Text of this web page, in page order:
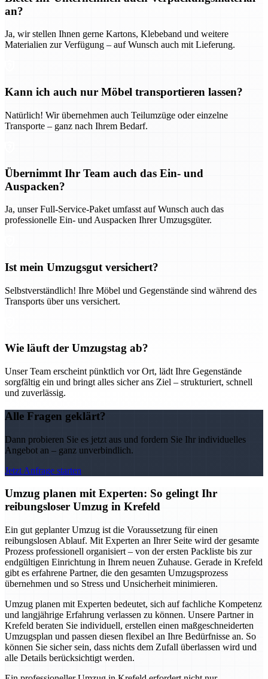
an?
Ja, wir stellen Ihnen gerne Kartons, Klebeband und weitere
Materialien zur Verfügung – auf Wunsch auch mit Lieferung.
Kann ich auch nur Möbel transportieren lassen?
Natürlich! Wir übernehmen auch Teilumzüge oder einzelne
Transporte – ganz nach Ihrem Bedarf.
Übernimmt Ihr Team auch das Ein- und
Auspacken?
Ja, unser Full-Service-Paket umfasst auf Wunsch auch das
professionelle Ein- und Auspacken Ihrer Umzugsgüter.
Ist mein Umzugsgut versichert?
Selbstverständlich! Ihre Möbel und Gegenstände sind während des
Transports über uns versichert.
Wie läuft der Umzugstag ab?
Unser Team erscheint pünktlich vor Ort, lädt Ihre Gegenstände
sorgfältig ein und bringt alles sicher ans Ziel – strukturiert, schnell
und zuverlässig.
Alle Fragen geklärt?
Dann probieren Sie es jetzt aus und fordern Sie Ihr individuelles
Angebot an – ganz unverbindlich.
Jetzt Anfrage starten
Umzug planen mit Experten: So gelingt Ihr
reibungsloser Umzug in Krefeld
Ein gut geplanter Umzug ist die Voraussetzung für einen
reibungslosen Ablauf. Mit Experten an Ihrer Seite wird der gesamte
Prozess professionell organisiert – von der ersten Packliste bis zur
endgültigen Einrichtung in Ihrem neuen Zuhause. Gerade in Krefeld
gibt es erfahrene Partner, die den gesamten Umzugsprozess
übernehmen und so Stress und Unsicherheit minimieren.
Umzug planen mit Experten bedeutet, sich auf fachliche Kompetenz
und langjährige Erfahrung verlassen zu können. Unsere Partner in
Krefeld beraten Sie individuell, erstellen einen maßgeschneiderten
Umzugsplan und passen diesen flexibel an Ihre Bedürfnisse an. So
können Sie sicher sein, dass nichts dem Zufall überlassen wird und
alle Details berücksichtigt werden.